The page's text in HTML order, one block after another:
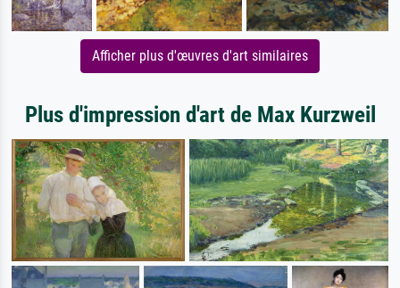
Afficher plus d'œuvres d'art similaires
Plus d'impression d'art de Max Kurzweil